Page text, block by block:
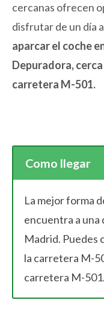
cercanas ofrecen
disfrutar de un día
aparcar el coche
Depuradora,
carretera M-501.
Como llegar
La mejor forma
encuentra a una
Madrid. Puedes
la carretera M-
carretera M-501.